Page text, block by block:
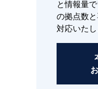
と情報量
の拠点数
対応いたし